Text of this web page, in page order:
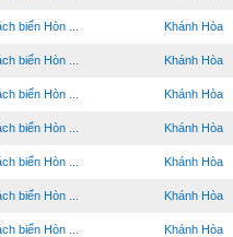
biển Hòn ... Khánh Hòa
biển Hòn ... Khánh Hòa
biển Hòn ... Khánh Hòa
biển Hòn ... Khánh Hòa
biển Hòn ... Khánh Hòa
biển Hòn ... Khánh Hòa
biển Hòn ... Khánh Hòa